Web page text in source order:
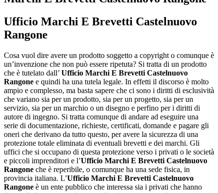
Ufficio Marchi E Brevetti Castelnuovo
Rangone
Cosa vuol dire avere un prodotto soggetto a copyright o comunque è
un’invenzione che non può essere ripetuta? Si tratta di un prodotto
che è tutelato dall’ Ufficio Marchi E Brevetti Castelnuovo
Rangone e quindi ha una tutela legale. In effetti il discorso è molto
ampio e complesso, ma basta sapere che ci sono i diritti di esclusività
che variano sia per un prodotto, sia per un progetto, sia per un
servizio, sia per un marchio o un disegno e perfino per i diritti di
autore di ingegno. Si tratta comunque di andare ad eseguire una
serie di documentazione, richieste, certificati, domande e pagare gli
oneri che derivano da tutto questo, per avere la sicurezza di una
protezione totale eliminata di eventuali brevetti e dei marchi. Gli
uffici che si occupano di questa protezione verso i privati o le società
e piccoli imprenditori e l’Ufficio Marchi E Brevetti Castelnuovo
Rangone che è reperibile, o comunque ha una sede fisica, in
provincia italiana. L’Ufficio Marchi E Brevetti Castelnuovo
Rangone è un ente pubblico che interessa sia i privati che hanno